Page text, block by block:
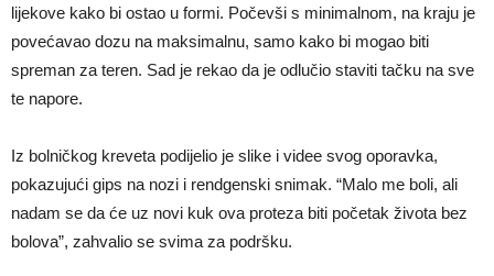
lijekove kako bi ostao u formi. Počevši s minimalnom, na kraju je
povećavao dozu na maksimalnu, samo kako bi mogao biti
spreman za teren. Sad je rekao da je odlučio staviti tačku na sve
te napore.
Iz bolničkog kreveta podijelio je slike i videe svog oporavka,
pokazujući gips na nozi i rendgenski snimak. “Malo me boli, ali
nadam se da će uz novi kuk ova proteza biti početak života bez
bolova”, zahvalio se svima za podršku.